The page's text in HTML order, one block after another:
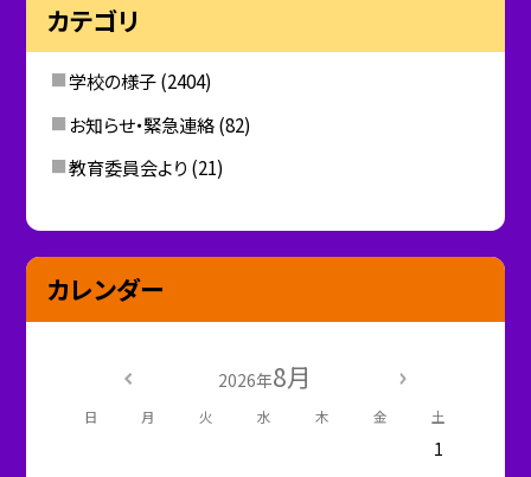
カテゴリ
学校の様子(2404)
お知らせ・緊急連絡(82)
教育委員会より (21)
カレンダー
2026年8月
日 月 火 水 木 金 土
1